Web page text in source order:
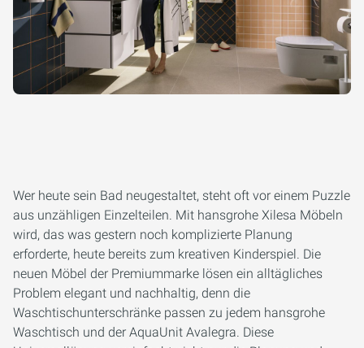
Wer heute sein Bad neugestaltet, steht oft vor einem Puzzle
aus unzähligen Einzelteilen. Mit hansgrohe Xilesa Möbeln
wird, das was gestern noch komplizierte Planung
erforderte, heute bereits zum kreativen Kinderspiel. Die
neuen Möbel der Premiummarke lösen ein alltägliches
Problem elegant und nachhaltig, denn die
Waschtischunterschränke passen zu jedem hansgrohe
Waschtisch und der AquaUnit Avalegra. Diese